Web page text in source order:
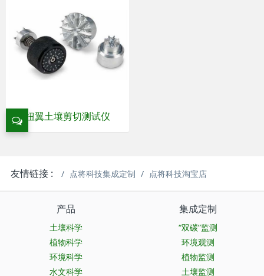
扭翼土壤剪切测试仪
友情链接 : 点将科技集成定制 点将科技淘宝店
产品
土壤科学
植物科学
环境科学
水文科学
集成定制
“双碳”监测
环境观测
植物监测
土壤监测